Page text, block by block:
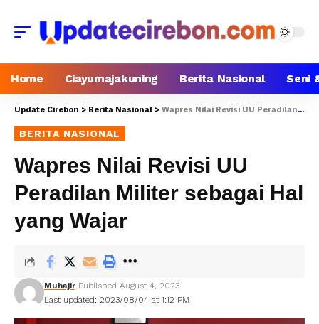
Home Ciayumajakuning Berita Nasional Seni
Update Cirebon > Berita Nasional > Wapres Nilai Revisi UU Peradilan Militer sebagai Hal yang Wajar
BERITA NASIONAL
Wapres Nilai Revisi UU
Peradilan Militer sebagai Hal
yang Wajar
Last updated: 2023/08/04 at 1:12 PM
Muhajir Published August 4, 2023